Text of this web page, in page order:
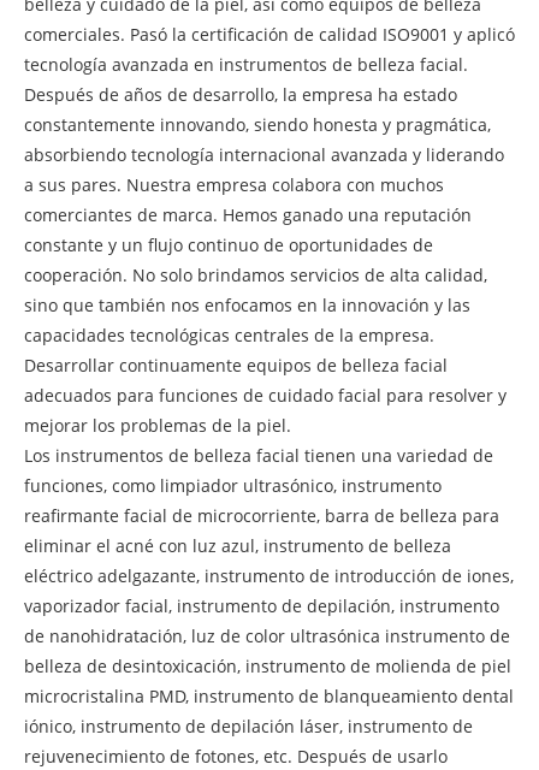
comerciales. Pasó la certificación de calidad ISO9001 y aplicó
tecnología avanzada en instrumentos de belleza facial.
Después de años de desarrollo, la empresa ha estado
constantemente innovando, siendo honesta y pragmática,
absorbiendo tecnología internacional avanzada y liderando
a sus pares. Nuestra empresa colabora con muchos
comerciantes de marca. Hemos ganado una reputación
constante y un flujo continuo de oportunidades de
cooperación. No solo brindamos servicios de alta calidad,
sino que también nos enfocamos en la innovación y las
capacidades tecnológicas centrales de la empresa.
Desarrollar continuamente equipos de belleza facial
adecuados para funciones de cuidado facial para resolver y
mejorar los problemas de la piel.
Los instrumentos de belleza facial tienen una variedad de
funciones, como limpiador ultrasónico, instrumento
reafirmante facial de microcorriente, barra de belleza para
eliminar el acné con luz azul, instrumento de belleza
eléctrico adelgazante, instrumento de introducción de iones,
vaporizador facial, instrumento de depilación, instrumento
de nanohidratación, luz de color ultrasónica instrumento de
belleza de desintoxicación, instrumento de molienda de piel
microcristalina PMD, instrumento de blanqueamiento dental
iónico, instrumento de depilación láser, instrumento de
rejuvenecimiento de fotones, etc. Después de usarlo